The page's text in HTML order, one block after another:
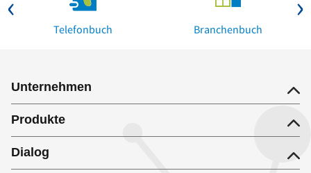
Telefonbuch Branchenbuch
Unternehmen
Produkte
Dialog